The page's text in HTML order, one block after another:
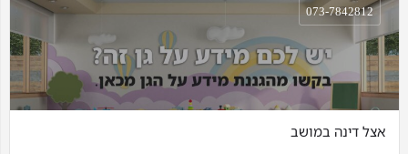
אצל דינה במושב
073-7842812